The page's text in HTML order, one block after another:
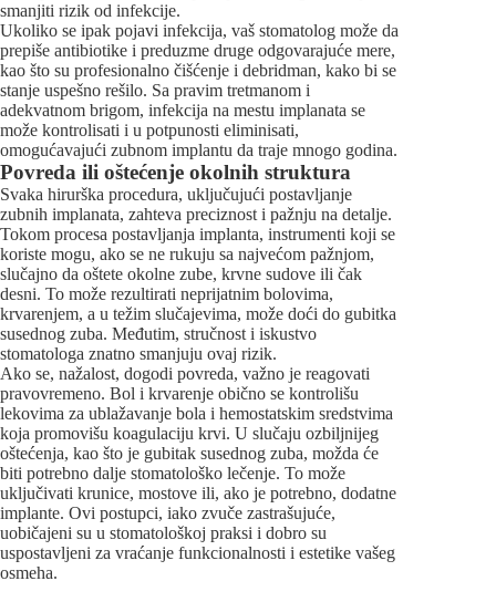
smanjiti rizik od infekcije.
Ukoliko se ipak pojavi infekcija, vaš stomatolog može da
prepiše antibiotike i preduzme druge odgovarajuće mere,
kao što su profesionalno čišćenje i debridman, kako bi se
stanje uspešno rešilo. Sa pravim tretmanom i
adekvatnom brigom, infekcija na mestu implanata se
može kontrolisati i u potpunosti eliminisati,
omogućavajući zubnom implantu da traje mnogo godina.
Povreda ili oštećenje okolnih struktura
Svaka hirurška procedura, uključujući postavljanje
zubnih implanata, zahteva preciznost i pažnju na detalje.
Tokom procesa postavljanja implanta, instrumenti koji se
koriste mogu, ako se ne rukuju sa najvećom pažnjom,
slučajno da oštete okolne zube, krvne sudove ili čak
desni. To može rezultirati neprijatnim bolovima,
krvarenjem, a u težim slučajevima, može doći do gubitka
susednog zuba. Međutim, stručnost i iskustvo
stomatologa znatno smanjuju ovaj rizik.
Ako se, nažalost, dogodi povreda, važno je reagovati
pravovremeno. Bol i krvarenje obično se kontrolišu
lekovima za ublažavanje bola i hemostatskim sredstvima
koja promovišu koagulaciju krvi. U slučaju ozbiljnijeg
oštećenja, kao što je gubitak susednog zuba, možda će
biti potrebno dalje stomatološko lečenje. To može
uključivati krunice, mostove ili, ako je potrebno, dodatne
implante. Ovi postupci, iako zvuče zastrašujuće,
uobičajeni su u stomatološkoj praksi i dobro su
uspostavljeni za vraćanje funkcionalnosti i estetike vašeg
osmeha.